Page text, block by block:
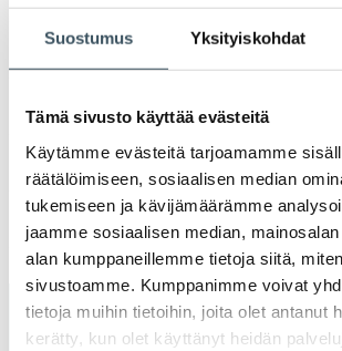
Suostumus Yksityiskohdat
Tämä sivusto käyttää evästeitä
Käytämme evästeitä tarjoamamme
räätälöimiseen, sosiaalisen median
tukemiseen ja kävijämäärämme
jaamme sosiaalisen median,
alan kumppaneillemme tietoja siitä,
sivustoamme. Kumppanimme voivat
tietoja muihin tietoihin, joita olet antanut
kerätty, kun olet käyttänyt heidän
2020
2019
2018
Avainsanat